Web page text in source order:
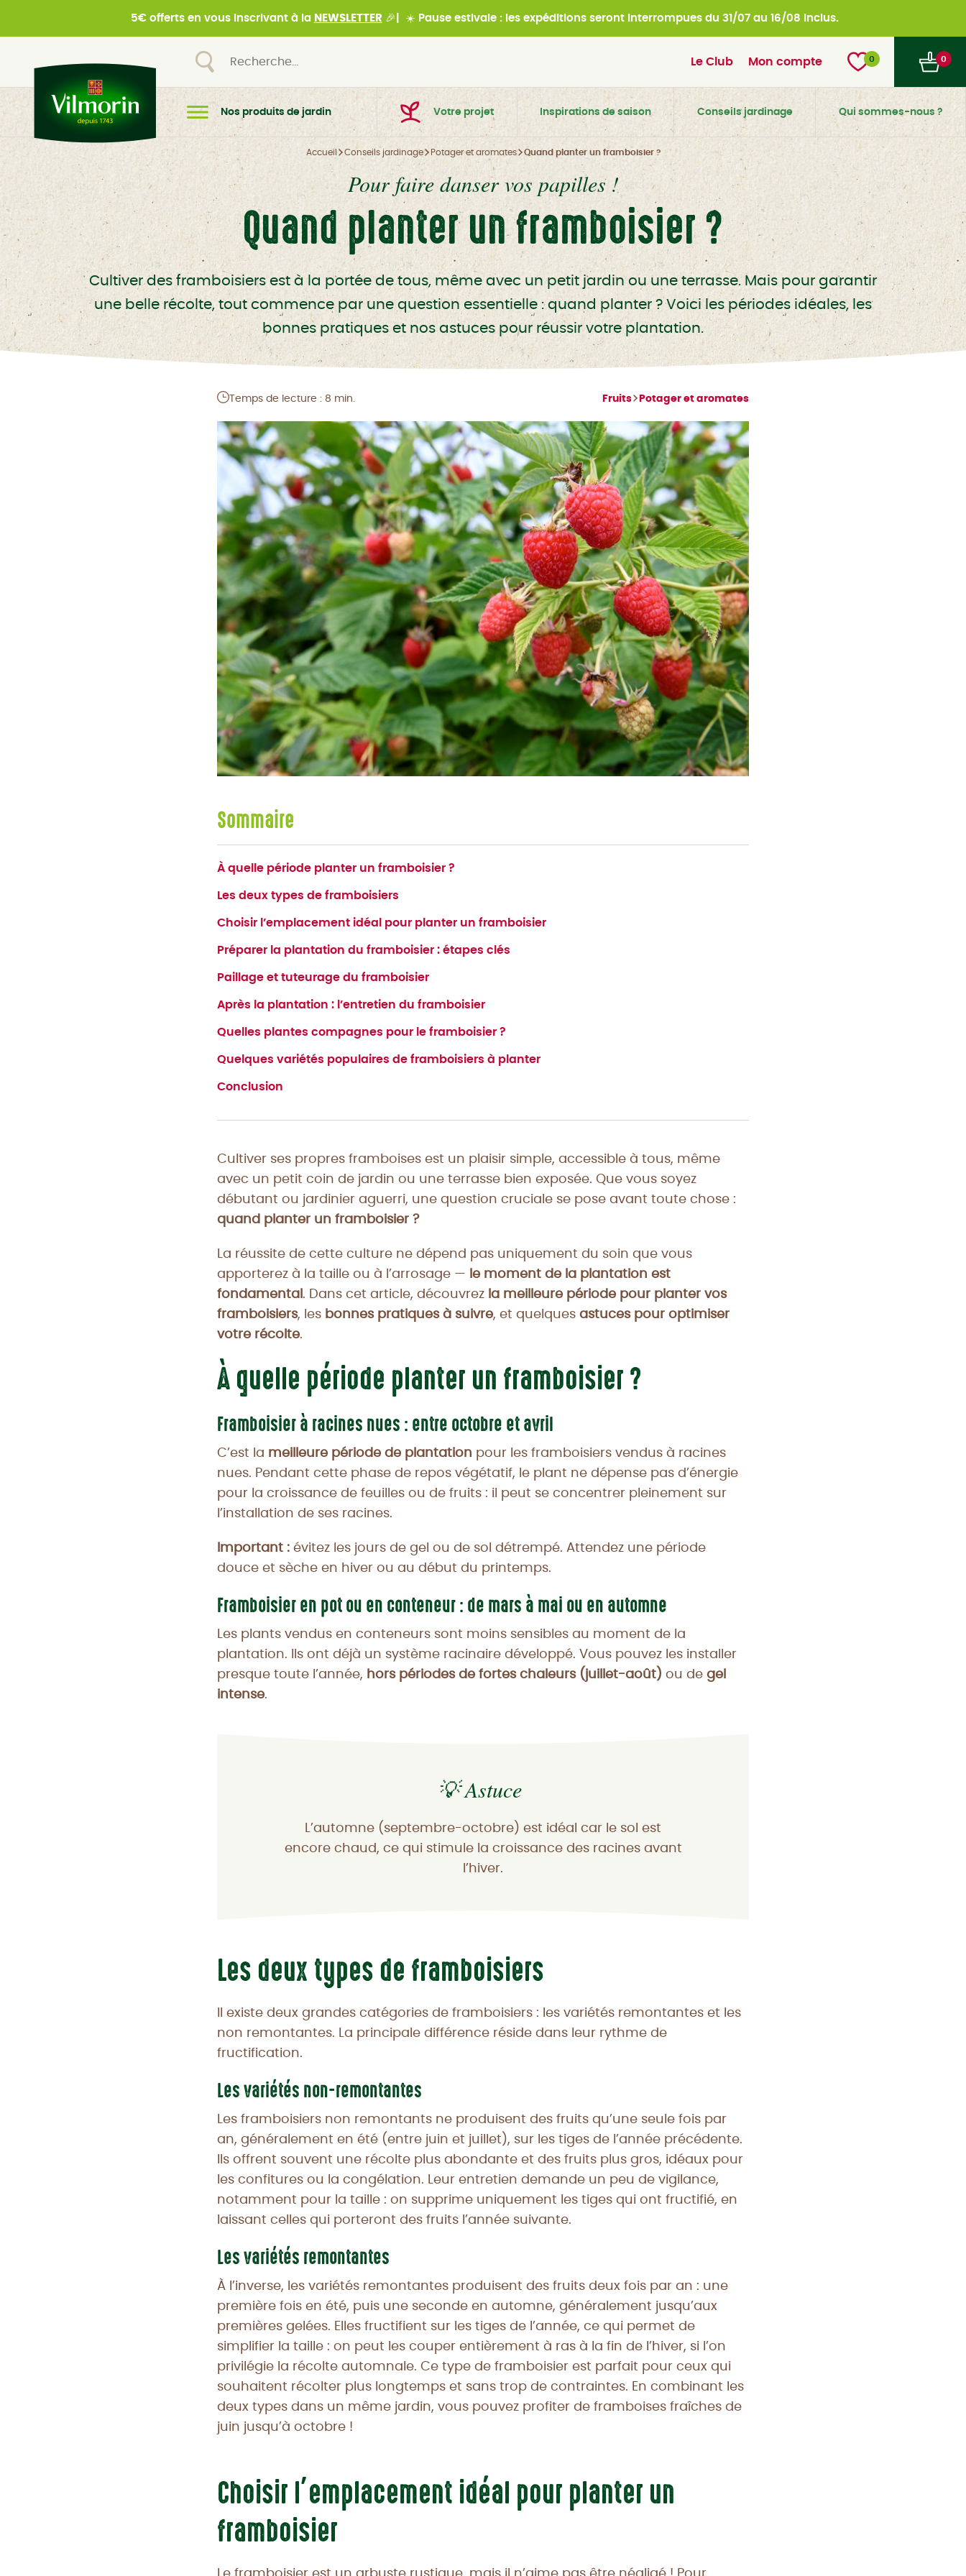
5€ offerts en vous inscrivant à la NEWSLETTER 🎉| ☀️ Pause estivale : les expéditions seront interrompues du 31/07 au 16/08 inclus.
Le Club Mon compte 0 0
Nos produits de jardin Votre projet Inspirations de saison Conseils jardinage Qui sommes-nous ?
Accueil Conseils jardinage Potager et aromates Quand planter un framboisier ?
Pour faire danser vos papilles !
Quand planter un framboisier ?
Cultiver des framboisiers est à la portée de tous, même avec un petit jardin ou une terrasse. Mais pour garantir
une belle récolte, tout commence par une question essentielle : quand planter ? Voici les périodes idéales, les
bonnes pratiques et nos astuces pour réussir votre plantation.
Temps de lecture : 8 min. Fruits Potager et aromates
Sommaire
À quelle période planter un framboisier ?
Les deux types de framboisiers
Choisir l’emplacement idéal pour planter un framboisier
Préparer la plantation du framboisier : étapes clés
Paillage et tuteurage du framboisier
Après la plantation : l’entretien du framboisier
Quelles plantes compagnes pour le framboisier ?
Quelques variétés populaires de framboisiers à planter
Conclusion
Cultiver ses propres framboises est un plaisir simple, accessible à tous, même
avec un petit coin de jardin ou une terrasse bien exposée. Que vous soyez
débutant ou jardinier aguerri, une question cruciale se pose avant toute chose :
quand planter un framboisier ?
La réussite de cette culture ne dépend pas uniquement du soin que vous
apporterez à la taille ou à l’arrosage — le moment de la plantation est
fondamental . Dans cet article, découvrez la meilleure période pour planter vos
framboisiers, les bonnes pratiques à suivre, et quelques astuces pour optimiser
votre récolte.
À quelle période planter un framboisier ?
Framboisier à racines nues : entre octobre et avril
C’est la meilleure période de plantation pour les framboisiers vendus à racines
nues. Pendant cette phase de repos végétatif, le plant ne dépense pas d’énergie
pour la croissance de feuilles ou de fruits : il peut se concentrer pleinement sur
l’installation de ses racines.
Important : évitez les jours de gel ou de sol détrempé. Attendez une période
douce et sèche en hiver ou au début du printemps.
Framboisier en pot ou en conteneur : de mars à mai ou en automne
Les plants vendus en conteneurs sont moins sensibles au moment de la
plantation. Ils ont déjà un système racinaire développé. Vous pouvez les installer
presque toute l’année, hors périodes de fortes chaleurs (juillet-août) ou de gel
intense.
💡 Astuce
L’automne (septembre-octobre) est idéal car le sol est
encore chaud, ce qui stimule la croissance des racines avant
l’hiver.
Les deux types de framboisiers
Il existe deux grandes catégories de framboisiers : les variétés remontantes et les
non remontantes. La principale différence réside dans leur rythme de
fructification.
Les variétés non-remontantes
Les framboisiers non remontants ne produisent des fruits qu’une seule fois par
an, généralement en été (entre juin et juillet), sur les tiges de l’année précédente.
Ils offrent souvent une récolte plus abondante et des fruits plus gros, idéaux pour
les confitures ou la congélation. Leur entretien demande un peu de vigilance,
notamment pour la taille : on supprime uniquement les tiges qui ont fructifié, en
laissant celles qui porteront des fruits l’année suivante.
Les variétés remontantes
À l’inverse, les variétés remontantes produisent des fruits deux fois par an : une
première fois en été, puis une seconde en automne, généralement jusqu’aux
premières gelées. Elles fructifient sur les tiges de l’année, ce qui permet de
simplifier la taille : on peut les couper entièrement à ras à la fin de l’hiver, si l’on
privilégie la récolte automnale. Ce type de framboisier est parfait pour ceux qui
souhaitent récolter plus longtemps et sans trop de contraintes. En combinant les
deux types dans un même jardin, vous pouvez profiter de framboises fraîches de
juin jusqu’à octobre !
Choisir l’emplacement idéal pour planter un
framboisier